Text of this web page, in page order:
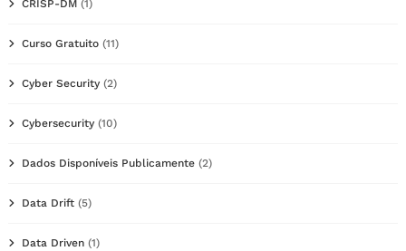
CRISP-DM (1)
Curso Gratuito (11)
Cyber Security (2)
Cybersecurity (10)
Dados Disponíveis Publicamente (2)
Data Drift (5)
Data Driven (1)